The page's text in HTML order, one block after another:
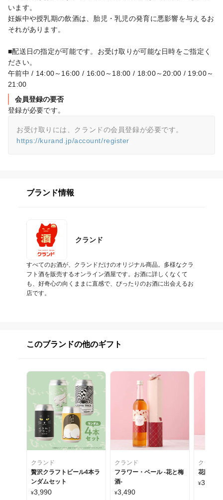
います。
妊娠中や授乳期の飲酒は、胎児・乳児の発育に悪影響を与えるお
それがあります。
■配送日の指定が可能です。お受け取りが可能な日時をご指定く
ださい。
午前中 / 14:00～16:00 / 16:00～18:00 / 18:00～20:00 / 19:00～
21:00
会員登録の要否
登録が必要です。
https://kurand.jp/account/register
ブランド情報
クランド
すべてのお酒が、クランドだけのオリジナル商品。多様なクラ
フト酒を販売するオンライン酒屋です。お酒に詳しくなくて
も、好奇心の向くままに直感で、ぴったりのお酒に出会えるお
店です。
このブランドの他のギフト
クランド
贅沢クラフトビール4本ラ
ンダムセット
¥3,990
クランド
フラワー・ベール -花と梅
酒-
¥3,490
クランド
花贈る
¥3,490